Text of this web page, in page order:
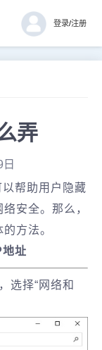
登录/注册
弄
帮助用户隐藏
安全。那么，
方法。
址
选择“网络和